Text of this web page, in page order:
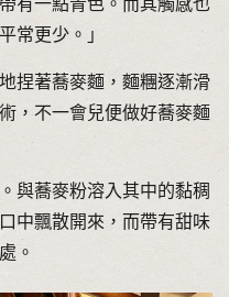
有一點青色。而其觸感也
常更少。」
捏著蕎麥麵，麵糰逐漸滑
，不一會兒便做好蕎麥麵
與蕎麥粉溶入其中的黏稠
中飄散開來，而帶有甜味
。